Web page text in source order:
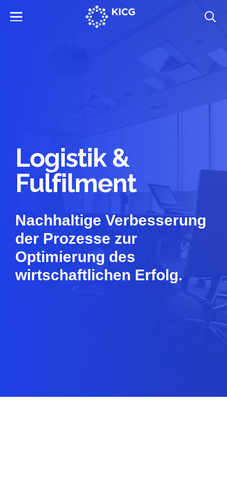
Logistik &
Fulfilment
Nachhaltige Verbesserung
der Prozesse zur
Optimierung des
wirtschaftlichen Erfolg.